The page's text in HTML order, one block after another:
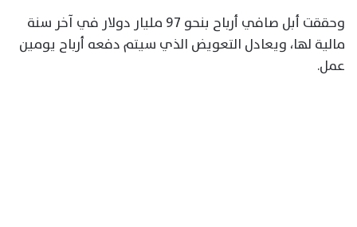
وحققت أبل صافي أرباح بنحو 97 مليار دولار في آخر سنة
مالية لها، ويعادل التعويض الذي سيتم دفعه أرباح يومين
عمل.